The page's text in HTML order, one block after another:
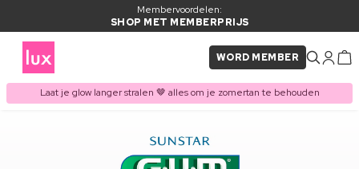
Membervoordelen:
SHOP MET MEMBERPRIJS
WORD MEMBER
Laat je glow langer stralen 🤎 alles om je zomertan te behouden